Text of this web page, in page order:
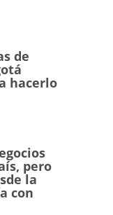
de
hacerlo
pero
la
con